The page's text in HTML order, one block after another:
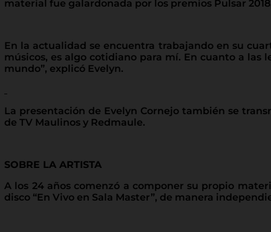
material fue galardonada por los premios Pulsar
En la actualidad se encuentra trabajando en su
músicos, es algo cotidiano para mí. En cuanto a las
mundo”, explicó Evelyn.
La presentación de Evelyn Cornejo también se
de TV Maulinos y Redmaule.
SOBRE LA ARTISTA
A los 24 años comenzó a componer su propio
disco “En Vivo en Sala Master”, de manera